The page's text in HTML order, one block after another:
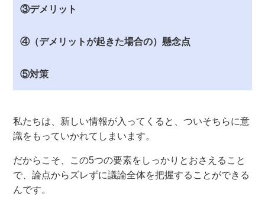
③デメリット
④（デメリットが起きた場合の）懸念点
⑤対策
私たちは、新しい情報が入ってくると、ついそちらに意
識をもっていかれてしまいます。
だからこそ、この5つの要素をしっかりとおさえること
で、論点からズレずに議論全体を把握することができる
んです。